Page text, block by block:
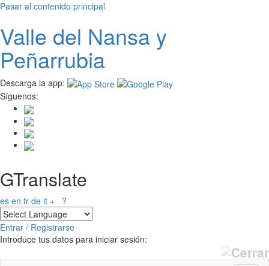
Pasar al contenido principal
Valle del Nansay
Peñarrubia
Descarga la app:
Síguenos:
GTranslate
es en fr de it + ?
Entrar / Registrarse
Introduce tus datos para iniciar sesión: